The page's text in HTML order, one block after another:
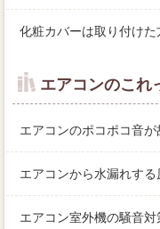
化粧カバーは取り付けた
エアコンのこれ
エアコンのポコポコ音が
エアコンから水漏れす
エアコン室外機の騒音対